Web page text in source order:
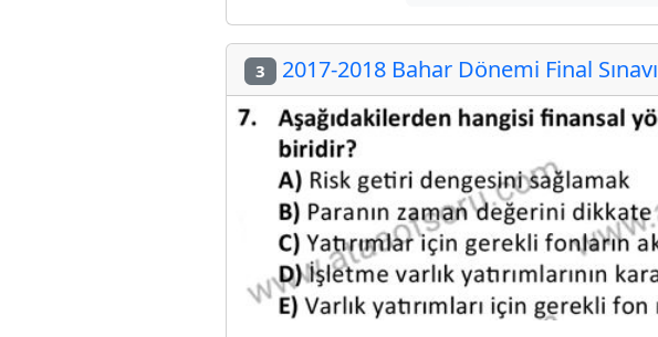
3 2017-2018 Bahar Dönemi Final Sınavı